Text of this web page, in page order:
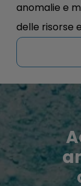
anomalie e
delle risorse